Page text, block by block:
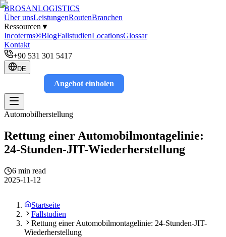
BROSANLOGISTICS
Über unsLeistungenRoutenBranchen
Ressourcen ▼
Incoterms®BlogFallstudienLocationsGlossar
Kontakt
+90 531 301 5417
DE
Angebot einholen
Automobilherstellung
Rettung einer Automobilmontagelinie:
24-Stunden-JIT-Wiederherstellung
6 min read
2025-11-12
Startseite
Fallstudien
Rettung einer Automobilmontagelinie: 24-Stunden-JIT-
Wiederherstellung